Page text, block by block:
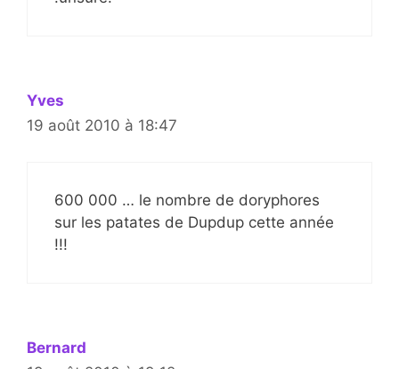
Yves
19 août 2010 à 18:47
600 000 … le nombre de doryphores
sur les patates de Dupdup cette année
!!!
Bernard